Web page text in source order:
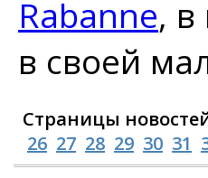
Rabanne, в
в своей
Страницы
26 27 28 29 30 31